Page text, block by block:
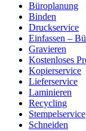
Büroplanung
Binden
Druckservice
Einfassen –
Gravieren
Kostenloses
Kopierservice
Lieferservice
Laminieren
Recycling
Stempelservice
Schneiden